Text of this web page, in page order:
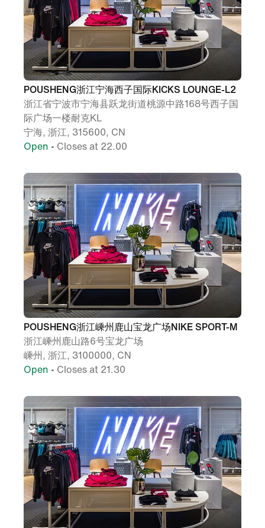
POUSHENG浙江宁海西子国际KICKS LOUNGE-L2
浙江省宁波市宁海县跃龙街道桃源中路168号西子国
际广场一楼耐克KL
宁海, 浙江, 315600, CN
Open • Closes at 22.00
POUSHENG浙江嵊州鹿山宝龙广场NIKE SPORT-M
浙江嵊州鹿山路6号宝龙广场
嵊州, 浙江, 3100000, CN
Open • Closes at 21.30